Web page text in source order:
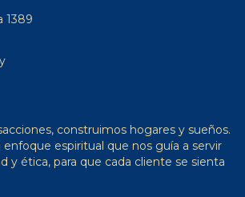
1389
construimos hogares y sueños.
espiritual que nos guía a servir
y ética, para que cada cliente se sienta